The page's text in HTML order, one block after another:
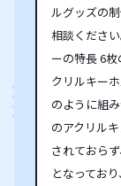
ルグッズの
相談くださ
ーの特長 6
クリルキー
のように組
のアクリル
されておら
となってお